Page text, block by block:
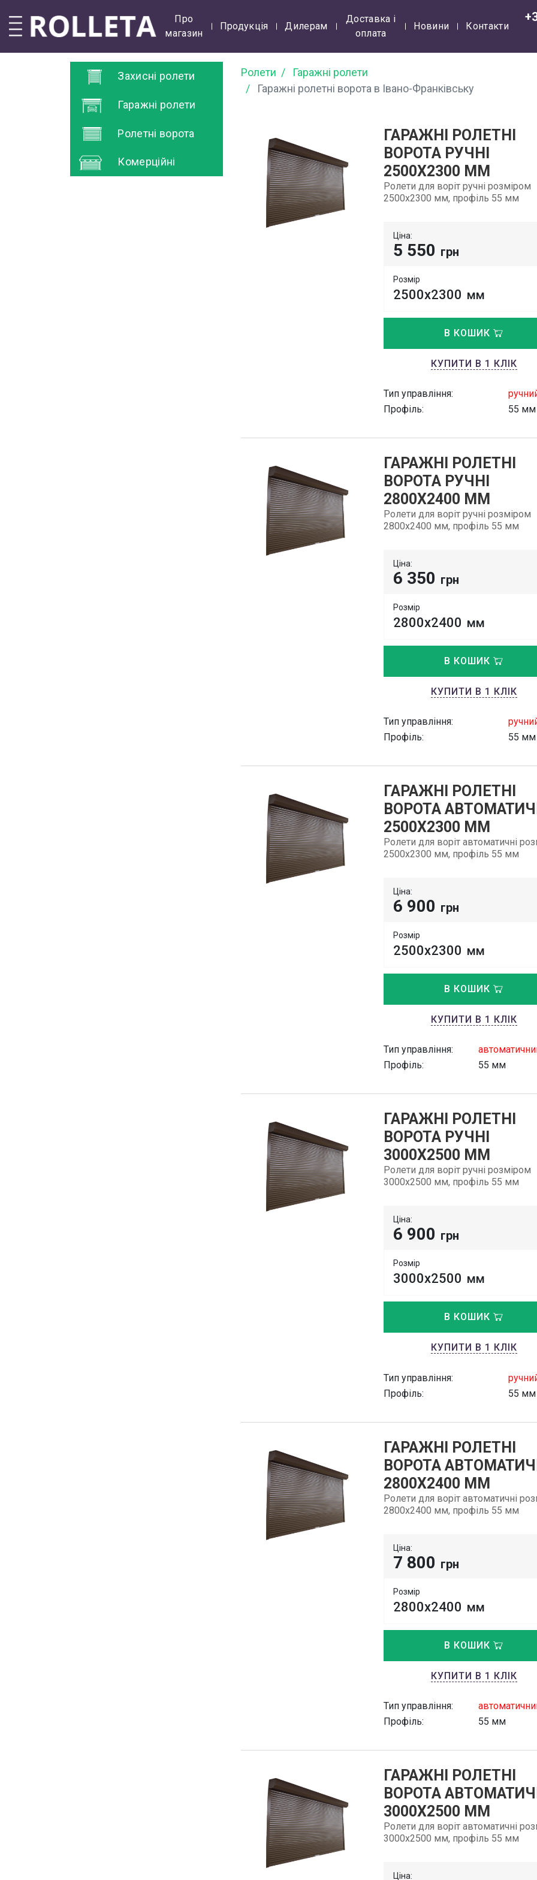
Про
магазин
Продукція Дилерам
Доставка і
оплата
Новини Контакти
Захисні ролети
Гаражні ролети
Ролетні ворота
Комерційні
Ролети
Гаражні ролети
Гаражні ролетні ворота в Івано-Франківську
ГАРАЖНІ РОЛЕТНІ
ВОРОТА РУЧНІ
2500Х2300 ММ
Ролети для воріт ручні розміром
2500х2300 мм, профіль 55 мм
Ціна:
5 550 грн
Розмір
2500х2300 мм
В КОШИК
КУПИТИ В 1 КЛІК
Тип управління:
Профіль:
55 мм
ГАРАЖНІ РОЛЕТНІ
ВОРОТА РУЧНІ
2800Х2400 ММ
Ролети для воріт ручні розміром
2800х2400 мм, профіль 55 мм
Ціна:
6 350 грн
Розмір
2800х2400 мм
В КОШИК
КУПИТИ В 1 КЛІК
Тип управління:
Профіль:
55 мм
ГАРАЖНІ РОЛЕТНІ
ВОРОТА
2500Х2300 ММ
Ролети для воріт автоматичні
2500х2300 мм, профіль 55 мм
Ціна:
6 900 грн
Розмір
2500x2300 мм
В КОШИК
КУПИТИ В 1 КЛІК
Тип управління:
Профіль:
55 мм
ГАРАЖНІ РОЛЕТНІ
ВОРОТА РУЧНІ
3000Х2500 ММ
Ролети для воріт ручні розміром
3000х2500 мм, профіль 55 мм
Ціна:
6 900 грн
Розмір
3000х2500 мм
В КОШИК
КУПИТИ В 1 КЛІК
Тип управління:
Профіль:
55 мм
ГАРАЖНІ РОЛЕТНІ
ВОРОТА
2800Х2400 ММ
Ролети для воріт автоматичні
2800х2400 мм, профіль 55 мм
Ціна:
7 800 грн
Розмір
2800х2400 мм
В КОШИК
КУПИТИ В 1 КЛІК
Тип управління:
Профіль:
55 мм
ГАРАЖНІ РОЛЕТНІ
ВОРОТА
3000Х2500 ММ
Ролети для воріт автоматичні
3000х2500 мм, профіль 55 мм
Ціна: